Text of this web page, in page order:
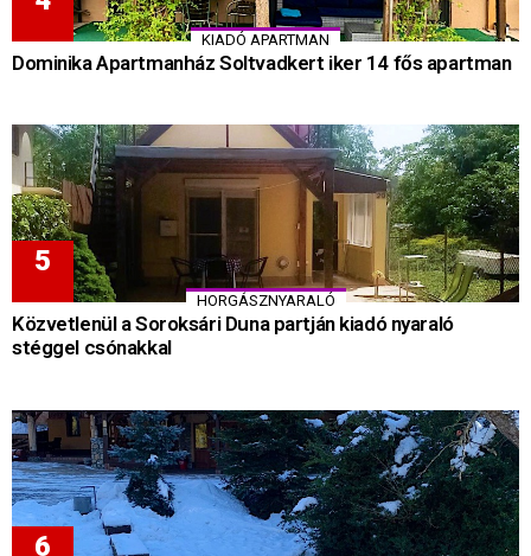
KIADÓ APARTMAN
Dominika Apartmanház Soltvadkert iker 14 fős apartman
HORGÁSZNYARALÓ
Közvetlenül a Soroksári Duna partján kiadó nyaraló
stéggel csónakkal